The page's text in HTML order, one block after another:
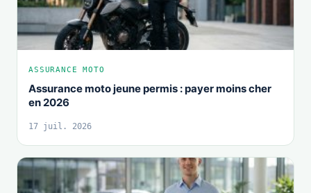
ASSURANCE MOTO
Assurance moto jeune permis : payer moins cher
en 2026
17 juil. 2026